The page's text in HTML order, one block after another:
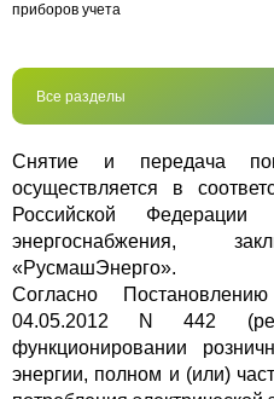
приборов учета
Все разделы
Снятие и передача
осуществляется в
Российской
энергоснабжения,
«РусмашЭнерго».
Согласно
04.05.2012 N 442
функционировании
энергии, полном и (или)